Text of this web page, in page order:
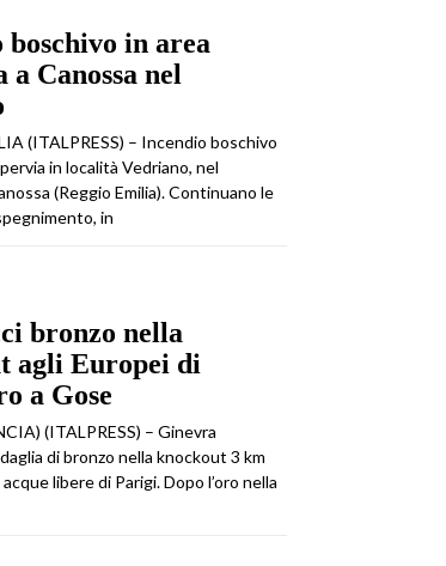
boschivo in area
Canossa nel
(ITALPRESS) – Incendio boschivo
in località Vedriano, nel
(Reggio Emilia). Continuano le
in
bronzo nella
agli Europei di
a Gose
(ITALPRESS) – Ginevra
di bronzo nella knockout 3 km
libere di Parigi. Dopo l’oro nella